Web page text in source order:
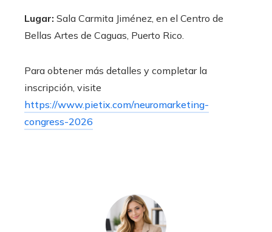
Lugar: Sala Carmita Jiménez, en el Centro de
Bellas Artes de Caguas, Puerto Rico.
Para obtener más detalles y completar la
inscripción, visite
https://www.pietix.com/neuromarketing-
congress-2026